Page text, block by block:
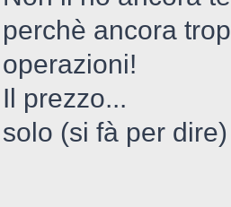
perchè ancora
operazioni!
Il prezzo...
solo (si fà per